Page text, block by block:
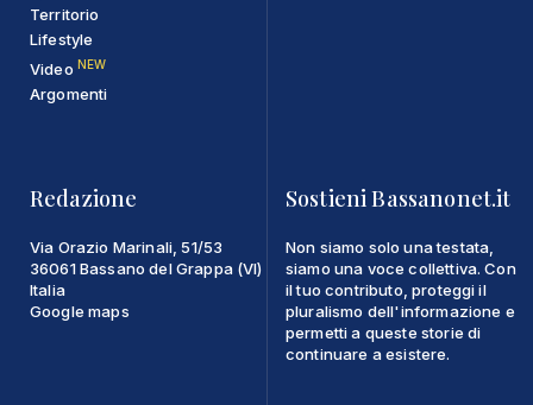
Territorio
Lifestyle
Video NEW
Argomenti
Redazione
Via Orazio Marinali, 51/53
36061 Bassano del Grappa (VI)
Italia
Google maps
Sostieni Bassanonet.it
Non siamo solo una testata,
siamo una voce collettiva. Con
il tuo contributo, proteggi il
pluralismo dell'informazione e
permetti a queste storie di
continuare a esistere.